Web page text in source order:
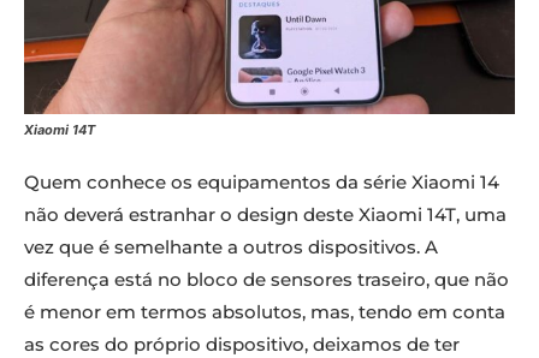
Xiaomi 14T
Quem conhece os equipamentos da série Xiaomi 14
não deverá estranhar o design deste Xiaomi 14T, uma
vez que é semelhante a outros dispositivos. A
diferença está no bloco de sensores traseiro, que não
é menor em termos absolutos, mas, tendo em conta
as cores do próprio dispositivo, deixamos de ter